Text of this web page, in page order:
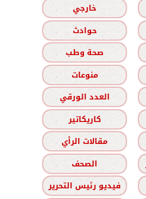
خارجي
حوادث
صحة وطب
منوعات
العدد الورقي
كاريكاتير
مقالات الرأي
الصحف
فيديو رئيس التحرير